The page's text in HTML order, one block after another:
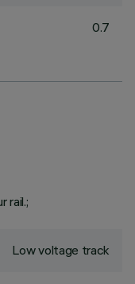
0.7
rail.;
Low voltage track